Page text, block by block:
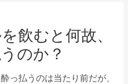
飲むと何故、
のか？
っ払うのは当たり前だが、